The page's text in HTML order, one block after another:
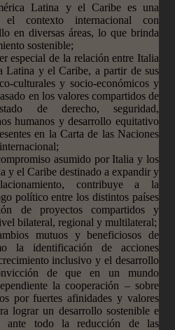
Latina y el Caribe es una
contexto internacional con
en diversas áreas, lo que brinda
sostenible;
especial de la relación entre Italia
Latina y el Caribe, a partir de sus
culturales y socio-económicos y
en los valores compartidos de
de derecho, seguridad,
humanos y desarrollo equitativo
en la Carta de las Naciones
asumido por Italia y los
y el Caribe destinado a expandir y
contribuye a la
político entre los distintos países
de proyectos compartidos y
bilateral, regional y multilateral;
mutuos y beneficiosos de
la identificación de acciones
inclusivo y el desarrollo
de que en un mundo
la cooperación – sobre
por fuertes afinidades y valores
lograr un desarrollo sostenible e
ante todo la reducción de las